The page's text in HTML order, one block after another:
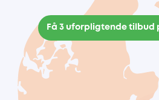
Få 3 uforpligtende